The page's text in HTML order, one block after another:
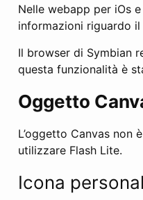
Nelle webapp per iOs
informazioni riguardo
Il browser di Symbian
questa funzionalità è
Oggetto
L’oggetto Canvas
utilizzare Flash Lite.
Icona